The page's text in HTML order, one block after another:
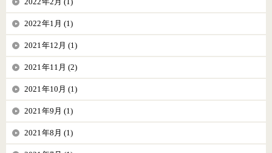
2022年1月 (1)
2021年12月 (1)
2021年11月 (2)
2021年10月 (1)
2021年9月 (1)
2021年8月 (1)